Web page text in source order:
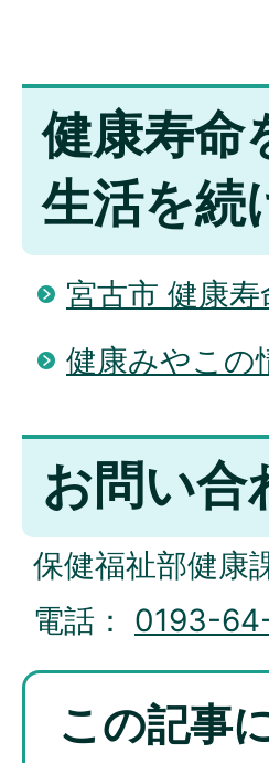
健康寿命
生活を続
宮古市 健康
健康みやこの
お問い合
保健福祉部健康
電話： 0193-
この記事